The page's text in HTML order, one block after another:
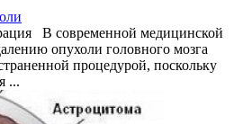
В современной медицинской
опухоли головного мозга
процедурой, поскольку
...